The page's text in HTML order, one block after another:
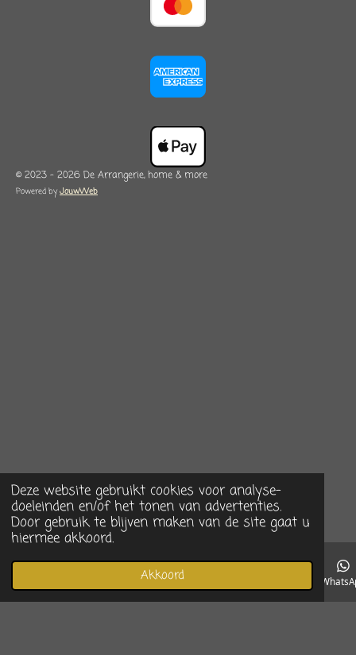
Deze website gebruikt cookies voor analyse-
doeleinden en/of het tonen van advertenties.
Door gebruik te blijven maken van de site gaat u
hiermee akkoord.
Akkoord
© 2023 - 2026 De Arrangerie, home & more
Powered byJouwWeb
Telefoonnummer